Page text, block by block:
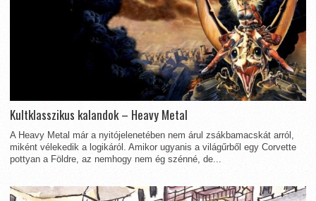
Kultklasszikus kalandok – Heavy Metal
A Heavy Metal már a nyitójelenetében nem árul zsákbamacskát arról,
miként vélekedik a logikáról. Amikor ugyanis a világűrből egy Corvette
pottyan a Földre, az nemhogy nem ég szénné, de...